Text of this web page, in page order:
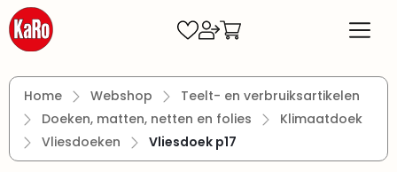
Ga naar de hoofdinhoud
Home Webshop
Teelt- en verbruiksartikelen
Doeken, matten, netten en folies
Klimaatdoek
Vliesdoeken
Vliesdoek p17